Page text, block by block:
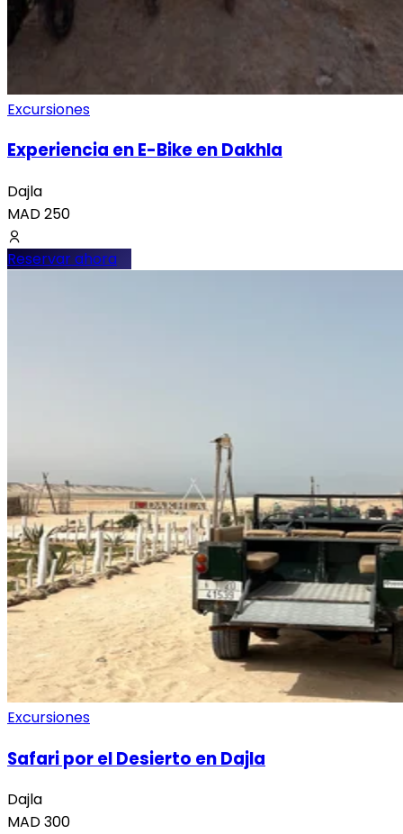
Excursiones
Experiencia en E-Bike en Dakhla
Dajla
MAD250
Reservar ahora
Excursiones
Safari por el Desierto en Dajla
Dajla
MAD300